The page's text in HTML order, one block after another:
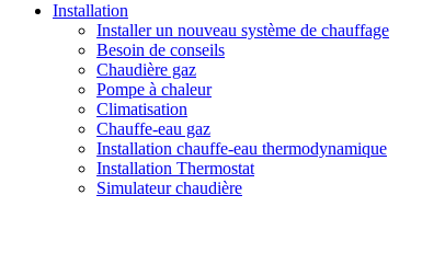
Installation
Installer un nouveau système de chauffage
Besoin de conseils
Chaudière gaz
Pompe à chaleur
Climatisation
Chauffe-eau gaz
Installation chauffe-eau thermodynamique
Installation Thermostat
Simulateur chaudière